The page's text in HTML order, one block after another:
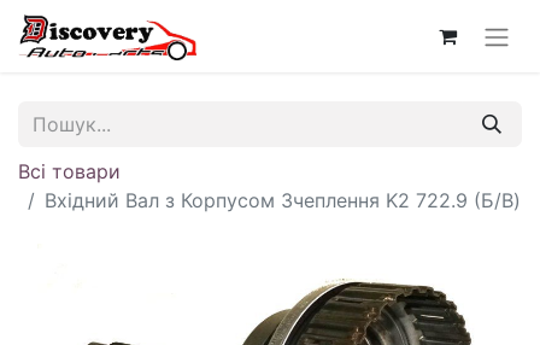
Всі товари
Вхідний Вал з Корпусом Зчеплення K2 722.9 (Б/В)